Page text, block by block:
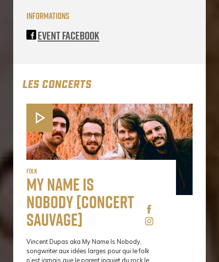
informations
Event Facebook
LES CONCERTS
Folk
My Name is
Nobody [concert
sauvage]
Vincent Dupas aka My Name Is Nobody,
songwriter aux idées larges pour qui le folk
n’est jamais que le parent inquiet du rock le